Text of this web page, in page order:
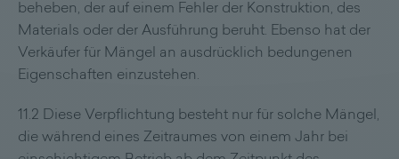
beheben, der auf einem Fehler der Konstruktion, des
Materials oder der Ausführung beruht. Ebenso hat der
Verkäufer für Mängel an ausdrücklich bedungenen
Eigenschaften einzustehen.
11.2 Diese Verpflichtung besteht nur für solche Mängel,
die während eines Zeitraumes von einem Jahr bei